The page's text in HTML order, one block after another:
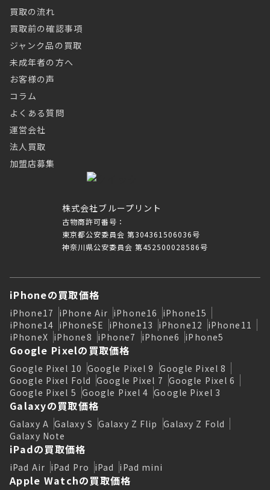
株式会社ブループリント
古物商許可番号：
東京都公安委員会 第304361506036号
神奈川県公安委員会 第452500028586号
買取の流れ
買取前の確認事項
ジャンク品の買取
未成年者の方へ
お客様の声
コラム
よくある質問
運営会社
法人買取
加盟店募集
iPhoneの買取価格
iPhone17 iPhone Air iPhone16 iPhone15
iPhone14 iPhoneSE iPhone13 iPhone12 iPhone11
iPhoneX iPhone8 iPhone7 iPhone6 iPhone5
Google Pixelの買取価格
Google Pixel 10 Google Pixel 9 Google Pixel 8
Google Pixel Fold Google Pixel 7 Google Pixel 6
Google Pixel 5 Google Pixel 4 Google Pixel 3
Galaxyの買取価格
Galaxy A Galaxy S Galaxy Z Flip Galaxy Z Fold
Galaxy Note
iPadの買取価格
iPad Air iPad Pro iPad iPad mini
Apple Watchの買取価格